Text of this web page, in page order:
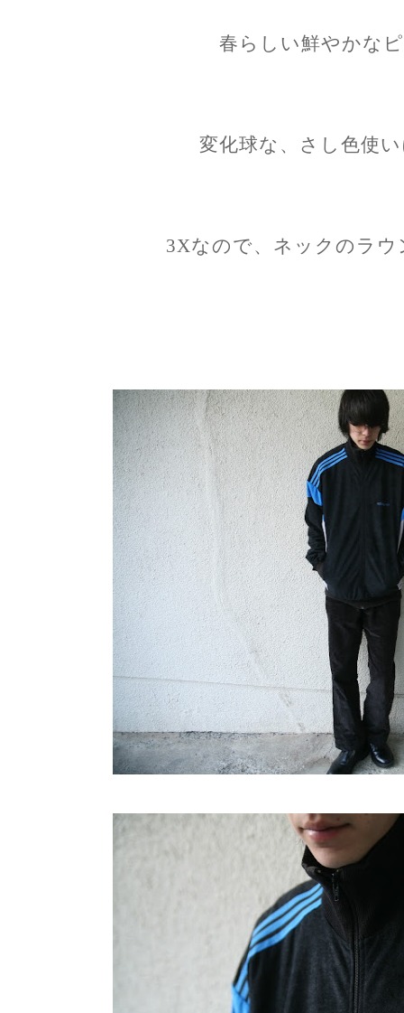
春らしい鮮やかな
変化球な、さし色使
3Xなので、ネックのラ